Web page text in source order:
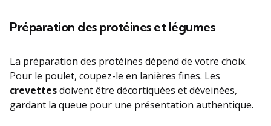
Préparation des protéines et légumes
La préparation des protéines dépend de votre choix.
Pour le poulet, coupez-le en lanières fines. Les
crevettesdoivent être décortiquées et déveinées,
gardant la queue pour une présentation authentique.